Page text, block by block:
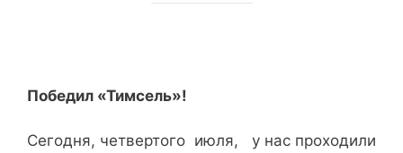
Победил «Тимсель»!
Сегодня, четвертого июля, у нас проходили